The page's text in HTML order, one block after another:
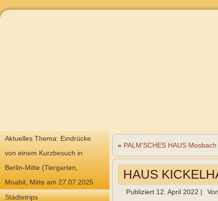
Aktuelles Thema: Eindrücke
von einem Kurzbesuch in
Berlin-Mitte (Tiergarten,
Moabit, Mitte am 27.07.2025
Städtetrips
« PALM’SCHES HAUS Mosbach
HAUS
Publiziert 12. April 2022 |